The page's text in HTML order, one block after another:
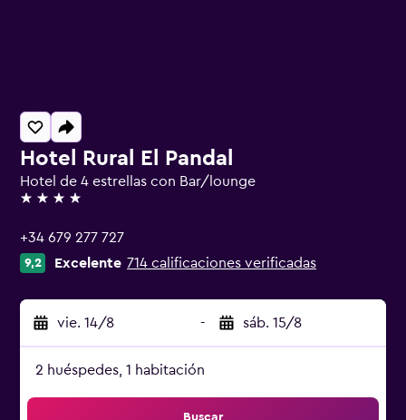
Hotel Rural El Pandal
Hotel de 4 estrellas con Bar/lounge
4 estrellas
+34 679 277 727
9,2 Excelente 714 calificaciones verificadas
vie. 14/8 - sáb. 15/8
2 huéspedes, 1 habitación
Buscar